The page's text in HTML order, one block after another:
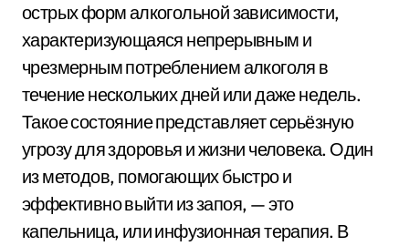
острых форм алкогольной зависимости,
характеризующаяся непрерывным и
чрезмерным потреблением алкоголя в
течение нескольких дней или даже недель.
Такое состояние представляет серьёзную
угрозу для здоровья и жизни человека. Один
из методов, помогающих быстро и
эффективно выйти из запоя, — это
капельница, или инфузионная терапия. В